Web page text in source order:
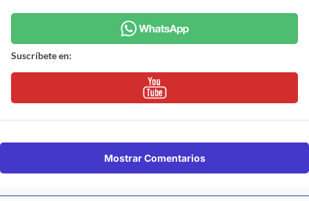
Suscríbete en:
Mostrar Comentarios